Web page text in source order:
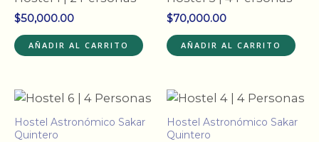
$50,000.00
AÑADIR AL CARRITO
$70,000.00
AÑADIR AL CARRITO
Hostel Astronómico Sakar
Quintero
Hostel Astronómico Sakar
Quintero